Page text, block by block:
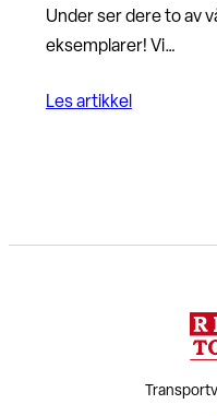
Under ser dere to av
eksemplarer! Vi…
Les artikkel